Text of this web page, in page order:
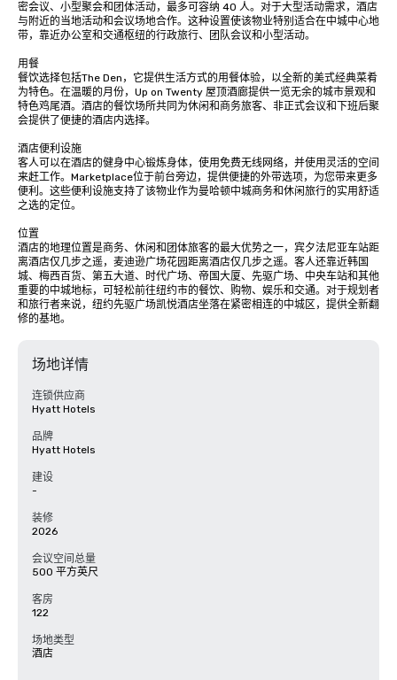
密会议、小型聚会和团体活动，最多可容纳 40 人。对于大型活动需求，酒店
与附近的当地活动和会议场地合作。这种设置使该物业特别适合在中城中心地
带，靠近办公室和交通枢纽的行政旅行、团队会议和小型活动。
用餐
餐饮选择包括The Den，它提供生活方式的用餐体验，以全新的美式经典菜肴
为特色。在温暖的月份，Up on Twenty 屋顶酒廊提供一览无余的城市景观和
特色鸡尾酒。酒店的餐饮场所共同为休闲和商务旅客、非正式会议和下班后聚
会提供了便捷的酒店内选择。
酒店便利设施
客人可以在酒店的健身中心锻炼身体，使用免费无线网络，并使用灵活的空间
来赶工作。Marketplace位于前台旁边，提供便捷的外带选项，为您带来更多
便利。这些便利设施支持了该物业作为曼哈顿中城商务和休闲旅行的实用舒适
之选的定位。
位置
酒店的地理位置是商务、休闲和团体旅客的最大优势之一，宾夕法尼亚车站距
离酒店仅几步之遥，麦迪逊广场花园距离酒店仅几步之遥。客人还靠近韩国
城、梅西百货、第五大道、时代广场、帝国大厦、先驱广场、中央车站和其他
重要的中城地标，可轻松前往纽约市的餐饮、购物、娱乐和交通。对于规划者
和旅行者来说，纽约先驱广场凯悦酒店坐落在紧密相连的中城区，提供全新翻
修的基地。
场地详情
连锁供应商
Hyatt Hotels
品牌
Hyatt Hotels
建设
-
装修
2026
会议空间总量
500 平方英尺
客房
122
场地类型
酒店